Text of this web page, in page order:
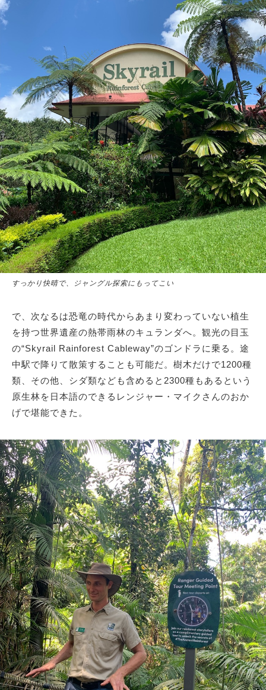
すっかり快晴で、ジャングル探索にもってこい
で、次なるは恐竜の時代からあまり変わっていない植生
を持つ世界遺産の熱帯雨林のキュランダへ。観光の目玉
の“Skyrail Rainforest Cableway”のゴンドラに乗る。途
中駅で降りて散策することも可能だ。樹木だけで1200種
類、その他、シダ類なども含めると2300種もあるという
原生林を日本語のできるレンジャー・マイクさんのおか
げで堪能できた。